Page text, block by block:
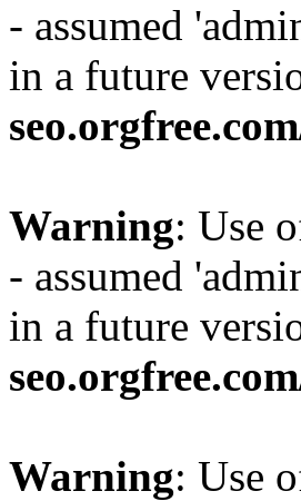
- assumed
in a future
Warning: Use
- assumed
in a future
Warning: Use